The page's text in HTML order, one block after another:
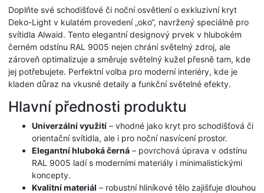
Doplňte své schodišťové či noční osvětlení o exkluzivní kryt
Deko-Light v kulatém provedení „oko“, navržený speciálně pro
svítidla Alwaid. Tento elegantní designový prvek v hlubokém
černém odstínu RAL 9005 nejen chrání světelný zdroj, ale
zároveň optimalizuje a směruje světelný kužel přesně tam, kde
jej potřebujete. Perfektní volba pro moderní interiéry, kde je
kladen důraz na vkusné detaily a funkční světelné efekty.
Hlavní přednosti produktu
Univerzální využití – vhodné jako kryt pro schodišťová či
orientační svítidla, ale i pro noční nasvícení prostor.
Elegantní hluboká černá – povrchová úprava v odstínu
RAL 9005 ladí s moderními materiály i minimalistickými
koncepty.
Kvalitní materiál – robustní hliníkové tělo zajišťuje dlouhou